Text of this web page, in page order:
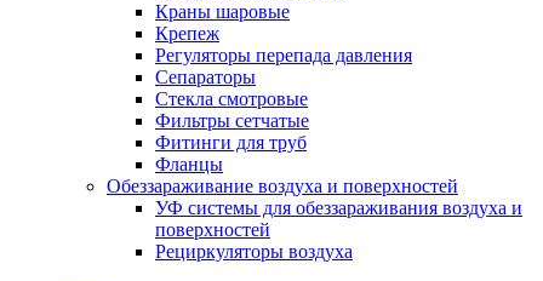
Краны шаровые
Крепеж
Регуляторы перепада давления
Сепараторы
Стекла смотровые
Фильтры сетчатые
Фитинги для труб
Фланцы
Обеззараживание воздуха и поверхностей
УФ системы для обеззараживания воздуха и
поверхностей
Рециркуляторы воздуха